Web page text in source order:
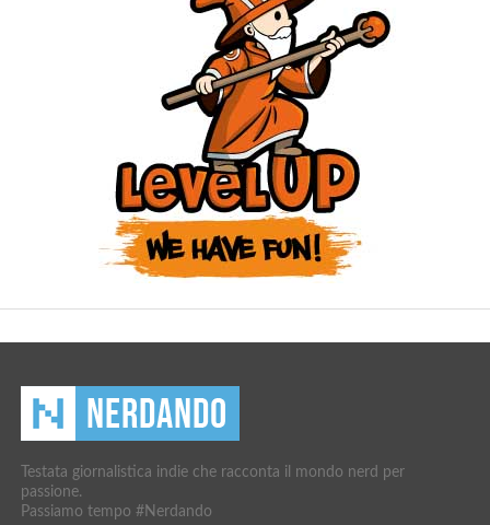
Testata giornalistica indie che racconta il mondo nerd per
passione.
Passiamo tempo #Nerdando